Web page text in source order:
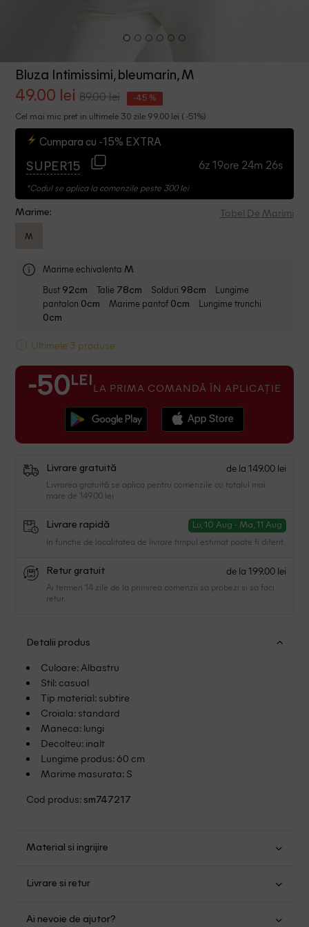
Bluza Intimissimi, bleumarin, M
49.00 lei 89.00 lei -45 %
Cel mai mic pret in ultimele 30 zile 99.00 lei ( -51%)
Cumpara cu -15% EXTRA
SUPER15 6z 19ore 24m 26s
*Codul se aplica la comenzile peste 300 lei
Marime: Tabel De Marimi
M
Marime echivalenta M
Bust 92cm Talie 78cm Solduri 98cm
Lungime
pantalon 0cm Marime pantof 0cm Lungime trunchi
0cm
Ultimele 3 produse
-50 LEI LA PRIMA COMANDĂ ÎN APLICAȚIE
Livrare gratuită de la 149.00 lei
Livrarea gratuită se aplica pentru comenzile cu totalul mai
mare de 149.00 lei
Livrare rapidă Lu, 10 Aug - Ma, 11 Aug
In functie de localitatea de livrare timpul estimat poate fi diferit.
Retur gratuit de la 199.00 lei
Ai termen 14 zile de la primirea comenzii sa probezi si sa faci
retur.
Detalii produs
Culoare: Albastru
Stil: casual
Tip material: subtire
Croiala: standard
Maneca: lungi
Decolteu: inalt
Lungime produs: 60 cm
Marime masurata: S
Cod produs: sm747217
Material si ingrijire
Nu folositi inalbitor
Livrare si retur
mare de 149.00 lei.
Ai nevoie de ajutor?